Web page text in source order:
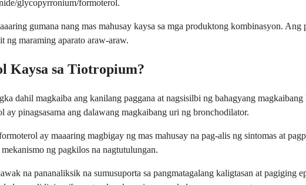
glycopyrronium/formoterol.
gumana nang mas mahusay kaysa sa mga produktong kombinasyon. Ang
ng maraming aparato araw-araw.
Kaysa sa Tiotropium?
dahil magkaiba ang kanilang paggana at nagsisilbi ng bahagyang
pinagsasama ang dalawang magkaibang uri ng bronchodilator.
ay maaaring magbigay ng mas mahusay na pag-alis ng sintomas at
ng pagkilos na nagtutulungan.
na pananaliksik na sumusuporta sa pangmatagalang kaligtasan at